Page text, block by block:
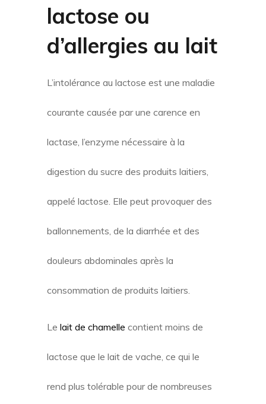
lactose ou
d’allergies au lait
L’intolérance au lactose est une maladie
courante causée par une carence en
lactase, l’enzyme nécessaire à la
digestion du sucre des produits laitiers,
appelé lactose. Elle peut provoquer des
ballonnements, de la diarrhée et des
douleurs abdominales après la
consommation de produits laitiers.
Le lait de chamelle contient moins de
lactose que le lait de vache, ce qui le
rend plus tolérable pour de nombreuses